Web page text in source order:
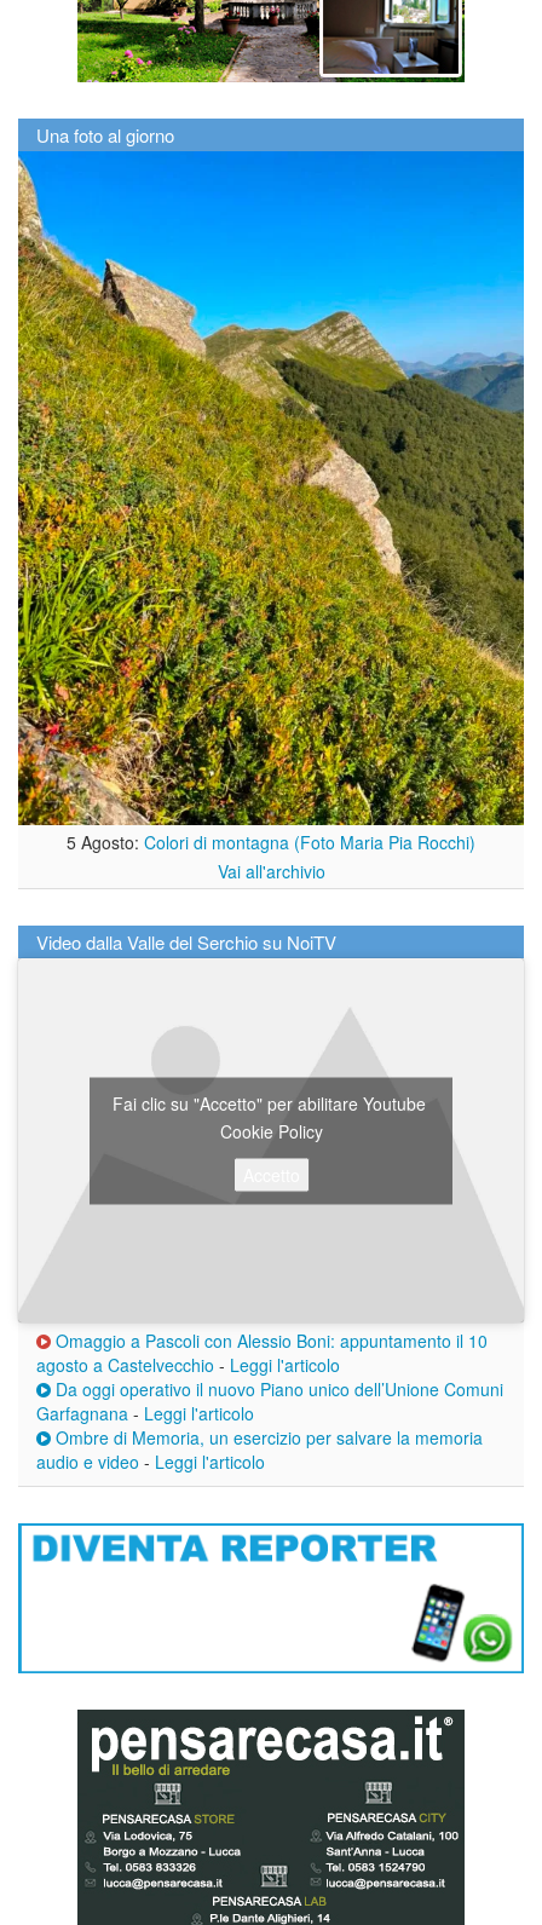
Una foto al giorno
5 Agosto: Colori di montagna (Foto Maria Pia Rocchi)
Vai all'archivio
Video dalla Valle del Serchio su NoiTV
Fai clic su "Accetto" per abilitare Youtube
Cookie Policy
Omaggio a Pascoli con Alessio Boni: appuntamento il 10
agosto a Castelvecchio - Leggi l'articolo
Da oggi operativo il nuovo Piano unico dell’Unione Comuni
Garfagnana - Leggi l'articolo
Ombre di Memoria, un esercizio per salvare la memoria
audio e video - Leggi l'articolo